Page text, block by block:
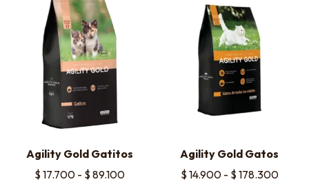
Agility Gold Gatitos
$ 17.700 - $ 89.100
Agility Gold Gatos
$ 14.900 - $ 178.300